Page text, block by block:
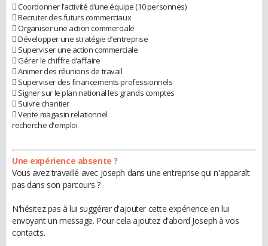
 Coordonner l’activité d’une équipe (10 personnes)
 Recruter des futurs commerciaux
 Organiser une action commerciale
 Développer une stratégie d’entreprise
 Superviser une action commerciale
 Gérer le chiffre d’affaire
 Animer des réunions de travail
 Superviser des financements professionnels
 Signer sur le plan national les grands comptes
 Suivre chantier
 Vente magasin relationnel
recherche d'emploi
Une expérience absente ?
Vous avez travaillé avec Joseph dans une entreprise qui n'apparaît
pas dans son parcours ?
N'hésitez pas à lui suggérer d'ajouter cette expérience en lui
envoyant un message. Pour cela ajoutez d'abord Joseph à vos
contacts.